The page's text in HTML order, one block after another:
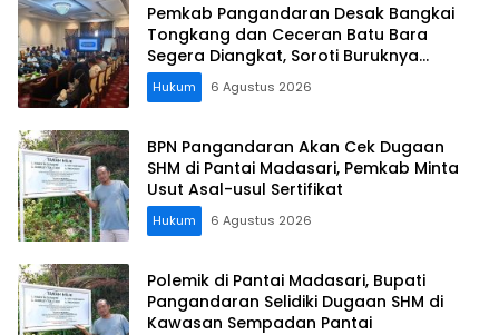
Pemkab Pangandaran Desak Bangkai
Tongkang dan Ceceran Batu Bara
Segera Diangkat, Soroti Buruknya
Koordinasi Perusahaan
Hukum 6 Agustus 2026
BPN Pangandaran Akan Cek Dugaan
SHM di Pantai Madasari, Pemkab Minta
Usut Asal-usul Sertifikat
Hukum 6 Agustus 2026
Polemik di Pantai Madasari, Bupati
Pangandaran Selidiki Dugaan SHM di
Kawasan Sempadan Pantai